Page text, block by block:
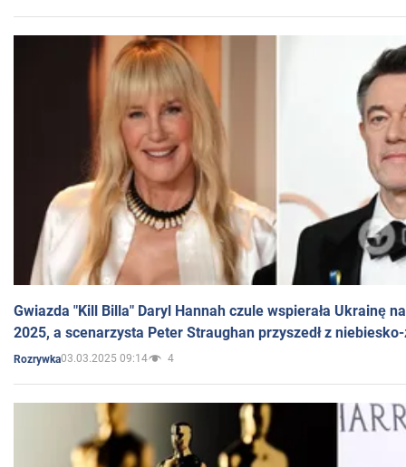
Gwiazda "Kill Billa" Daryl Hannah czule wspierała Ukrainę
2025, a scenarzysta Peter Straughan przyszedł z
Rozrywka03.03.2025 09:14 4